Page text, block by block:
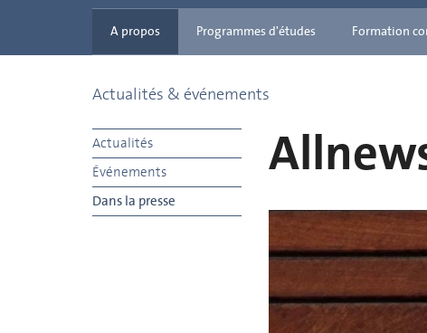
A propos Programmes d'études Formation
Actualités & événements
Actualités
Événements
Dans la presse